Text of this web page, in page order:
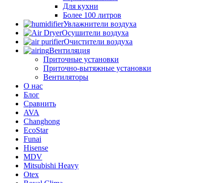
Для кухни
Более 100 литров
Увлажнители воздуха
Осушители воздуха
Очистители воздуха
Вентиляция
Приточные установки
Приточно-вытяжные установки
Вентиляторы
О нас
Блог
Сравнить
AVA
Changhong
EcoStar
Funai
Hisense
MDV
Mitsubishi Heavy
Otex